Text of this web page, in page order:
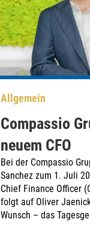
Allgemein
Compassio
neuem CFO
Bei der Compassio
Sanchez zum 1. Juli
Chief Finance Officer
folgt auf Oliver
Wunsch – das